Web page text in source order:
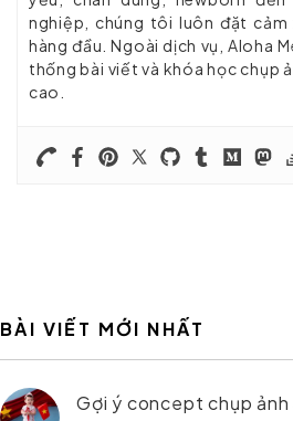
nghiệp, chúng tôi luôn đặt cảm
hàng đầu. Ngoài dịch vụ, Aloha
thống bài viết và khóa học chụp
cao.
BÀI VIẾT MỚI NHẤT
Gợi ý concept chụp